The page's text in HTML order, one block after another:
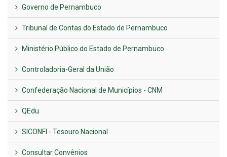
Governo de Pernambuco
Tribunal de Contas do Estado de Pernambuco
Ministério Público do Estado de Pernambuco
Controladoria-Geral da União
Confederação Nacional de Municípios - CNM
QEdu
SICONFI - Tesouro Nacional
Consultar Convênios